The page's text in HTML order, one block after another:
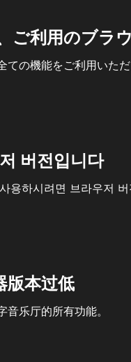
ご利用のブラ
の機能をご利用いた
버전입니다
용하시려면 브라우저
版本过低
乐厅的所有功能。